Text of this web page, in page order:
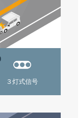
３灯式信号